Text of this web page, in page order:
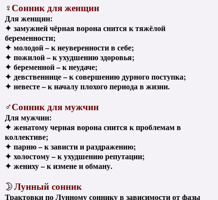
♀ Сонник для женщин
Для женщин:
✦ замужней чёрная ворона снится к тяжёлой
беременности;
✦ молодой – к неуверенности в себе;
✦ пожилой – к ухудшению здоровья;
✦ беременной – к неудаче;
✦ девственнице – к совершению дурного поступка;
✦ невесте – к началу плохого периода в жизни.
♂Сонник для мужчин
Для мужчин:
✦ женатому черная ворона снится к проблемам в
коллективе;
✦ парню – к зависти и раздражению;
✦ холостому – к ухудшению репутации;
✦ жениху – к измене и обману.
🌛Лунный сонник
Трактовки по Лунному соннику в зависимости от фазы